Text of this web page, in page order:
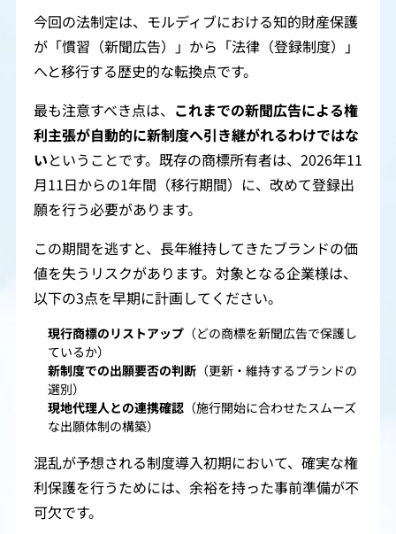
今回の法制定は、モルディブにおける知的財産保護
が「慣習（新聞広告）」から「法律（登録制度）」
へと移行する歴史的な転換点です。
最も注意すべき点は、 これまでの新聞広告による権
利主張が自動的に新制度へ引き継がれるわけではな
いということです。既存の商標所有者は、2026年11
月11日からの1年間（移行期間）に、改めて登録出
願を行う必要があります。
この期間を逃すと、長年維持してきたブランドの価
値を失うリスクがあります。対象となる企業様は、
以下の3点を早期に計画してください。
現行商標のリストアップ （どの商標を新聞広告で保護し
ているか）
新制度での出願要否の判断 （更新・維持するブランドの
選別）
現地代理人との連携確認 （施行開始に合わせたスムーズ
な出願体制の構築）
混乱が予想される制度導入初期において、確実な権
利保護を行うためには、余裕を持った事前準備が不
可欠です。